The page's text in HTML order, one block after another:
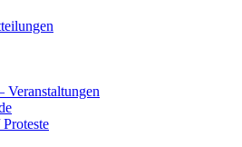
Veranstaltungen